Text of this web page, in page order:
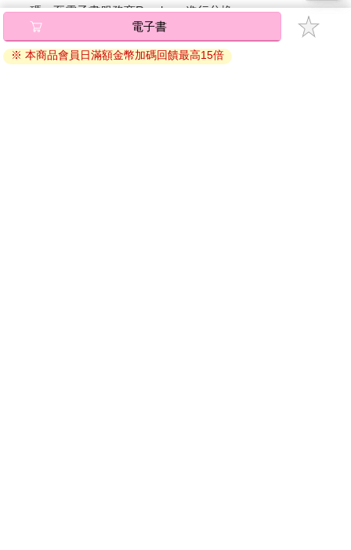
碼』至電子書服務商Readmoo進行兌換。
退換貨須知：
因版權保護，您在金石堂所購買的電子書僅能以金石堂專屬
電子書
※ 本商品會員日滿額金幣加碼回饋最高15倍